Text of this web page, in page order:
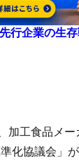
行企業の生
加工食品メ
化協議会」